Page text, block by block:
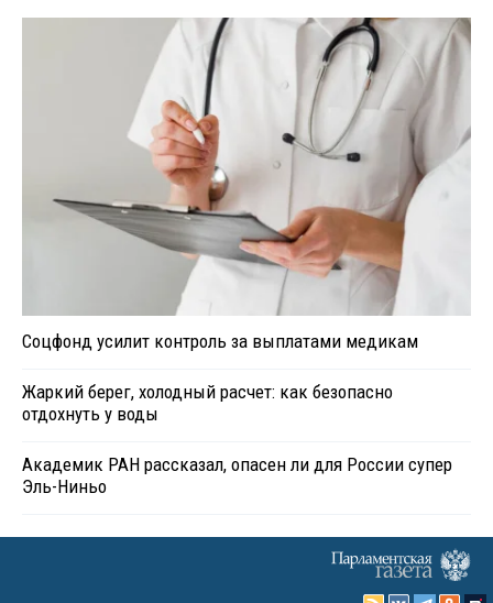
Соцфонд усилит контроль за выплатами медикам
Жаркий берег, холодный расчет: как безопасно
отдохнуть у воды
Академик РАН рассказал, опасен ли для России супер
Эль-Ниньо